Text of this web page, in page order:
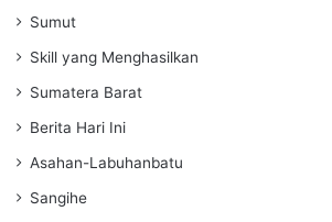
Sumut
Skill yang Menghasilkan
Sumatera Barat
Berita Hari Ini
Asahan-Labuhanbatu
Sangihe